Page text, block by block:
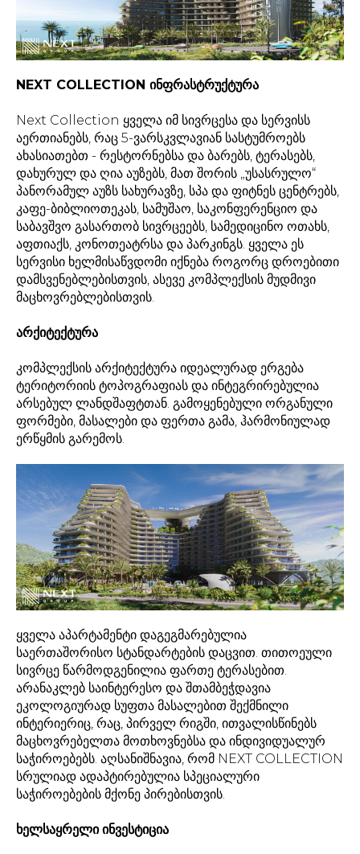
NEXT COLLECTION ინფრასტრუქტურა
Next Collection ყველა იმ სივრცესა და სერვისს
აერთიანებს, რაც 5-ვარსკვლავიან სასტუმროებს
ახასიათებთ - რესტორნებსა და ბარებს, ტერასებს,
დახურულ და ღია აუზებს, მათ შორის „უსასრულო“
პანორამულ აუზს სახურავზე, სპა და ფიტნეს ცენტრებს,
კაფე-ბიბლიოთეკას, სამუშაო, საკონფერენციო და
საბავშვო გასართობ სივრცეებს, სამედიცინო ოთახს,
აფთიაქს, კონოთეატრსა და პარკინგს. ყველა ეს
სერვისი ხელმისაწვდომი იქნება როგორც დროებითი
დამსვენებლებისთვის, ასევე კომპლექსის მუდმივი
მაცხოვრებლებისთვის.
არქიტექტურა
კომპლექსის არქიტექტურა იდეალურად ერგება
ტერიტორიის ტოპოგრაფიას და ინტეგრირებულია
არსებულ ლანდშაფტთან. გამოყენებული ორგანული
ფორმები, მასალები და ფერთა გამა, ჰარმონიულად
ერწყმის გარემოს.
ყველა აპარტამენტი დაგეგმარებულია
საერთაშორისო სტანდარტების დაცვით. თითოეული
სივრცე წარმოდგენილია ფართე ტერასებით.
არანაკლებ საინტერესო და შთამბეჭდავია
ეკოლოგიურად სუფთა მასალებით შექმნილი
ინტერიერიც, რაც, პირველ რიგში, ითვალისწინებს
მაცხოვრებელთა მოთხოვნებსა და ინდივიდუალურ
საჭიროებებს. აღსანიშნავია, რომ NEXT COLLECTION
სრულიად ადაპტირებულია სპეციალური
საჭიროებების მქონე პირებისთვის.
ხელსაყრელი ინვესტიცია